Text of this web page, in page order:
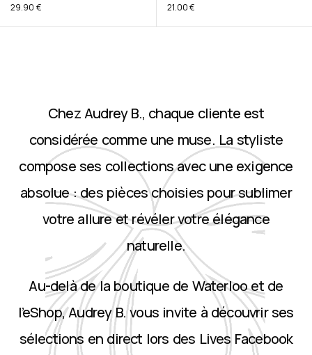
29.90 € 21.00€
Chez Audrey B., chaque cliente est
considérée comme une muse. La styliste
compose ses collections avec une exigence
absolue : des pièces choisies pour sublimer
votre allure et révéler votre élégance
naturelle.
Au-delà de la boutique de Waterloo et de
l’eShop, Audrey B. vous invite à découvrir ses
sélections en direct lors des Lives Facebook